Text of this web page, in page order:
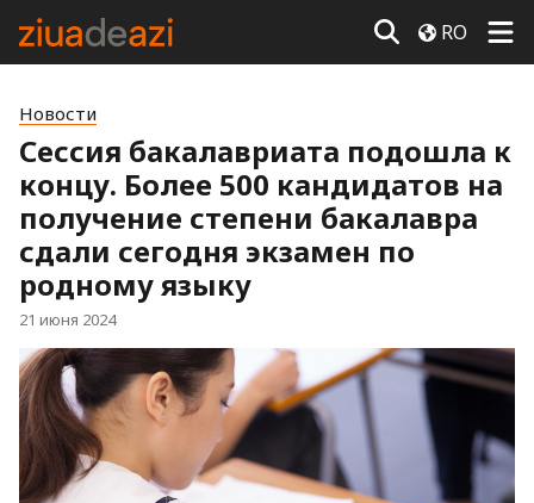
RO
Новости
Сессия бакалавриата подошла к
концу. Более 500 кандидатов на
получение степени бакалавра
сдали сегодня экзамен по
родному языку
21 июня 2024